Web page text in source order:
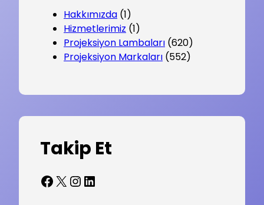
Hakkımızda (1)
Hizmetlerimiz (1)
Projeksiyon Lambaları (620)
Projeksiyon Markaları (552)
Takip Et
Facebook X InstagramLinkedIn